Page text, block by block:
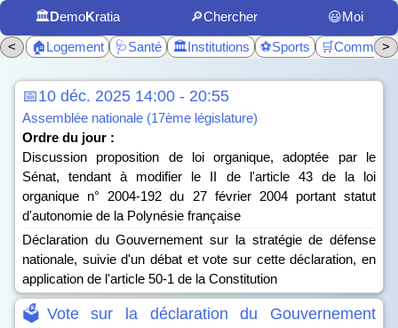
🏛️DemoKratia 🔎Chercher
😃Moi
<
🏠Logement 🩺Santé 🏛️Institutions ⚽Sports >
📅10 déc. 2025 14:00 - 20:55
Assemblée nationale (17ème législature)
Ordre du jour :
Discussion proposition de loi organique, adoptée par le
Sénat, tendant à modifier le II de l'article 43 de la loi
organique n° 2004-192 du 27 février 2004 portant statut
d'autonomie de la Polynésie française
Déclaration du Gouvernement sur la stratégie de défense
nationale, suivie d'un débat et vote sur cette déclaration, en
application de l'article 50-1 de la Constitution
🗳️Vote sur la déclaration du Gouvernement